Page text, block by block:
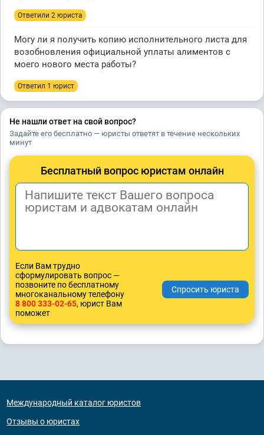
Ответили 2 юристa
Могу ли я получить копию исполнительного листа для
возобновления официальной уплаты алиментов с
моего нового места работы?
Ответил 1 юрист
Не нашли ответ на свой вопрос?
Задайте его бесплатно — юристы ответят в течение нескольких
минут
Бесплатный вопрос юристам онлайн
Если Вам трудно
сформулировать вопрос —
позвоните по бесплатному
многоканальному телефону
8 800 333-02-65, юрист Вам
поможет
Международный каталог юристов
Отзывы о юристах